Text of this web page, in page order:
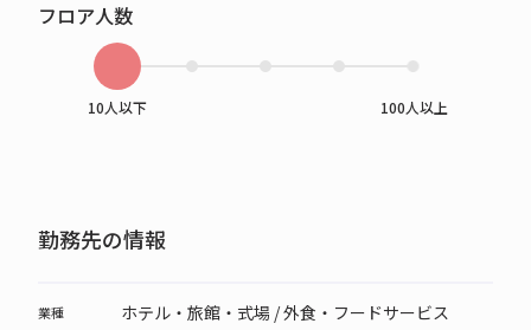
フロア人数
10人以下 100人以上
勤務先の情報
業種 ホテル・旅館・式場 / 外食・フードサービス